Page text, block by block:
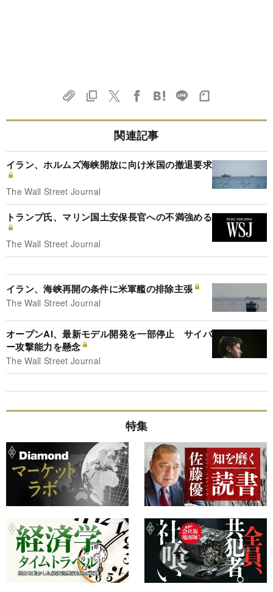
関連記事
イラン、ホルムズ海峡開放に向け米国の撤退要求
The Wall Street Journal
トランプ氏、マリン国土安保長官への不満強める
The Wall Street Journal
イラン、海峡再開の条件に米軍艦の排除主張
The Wall Street Journal
オープンAI、最新モデル開発を一部停止 サイバ
ー攻撃能力を懸念
The Wall Street Journal
特集